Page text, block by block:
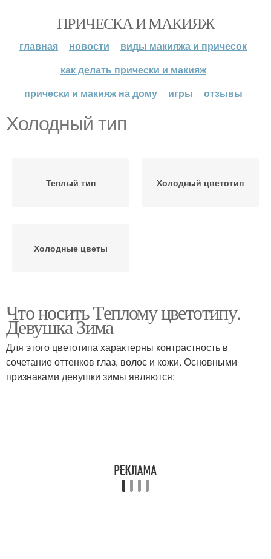
ПРИЧЕСКА И МАКИЯЖ
главная новости
виды макияжа и причесок
как делать прически и макияж
прически и макияж на дому
игры отзывы
Холодный тип
Теплый тип Холодный цветотип
Холодные цветы
Что носить Теплому цветотипу.
Девушка Зима
Для этого цветотипа характерны контрастность в
сочетание оттенков глаз, волос и кожи. Основными
признаками девушки зимы являются: